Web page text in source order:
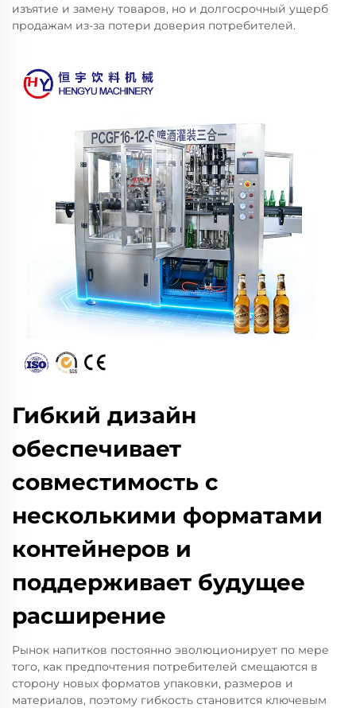
изъятие и замену товаров, но и долгосрочный ущерб
продажам из-за потери доверия потребителей.
Гибкий дизайн
обеспечивает
совместимость с
несколькими форматами
контейнеров и
поддерживает будущее
расширение
Рынок напитков постоянно эволюционирует по мере
того, как предпочтения потребителей смещаются в
сторону новых форматов упаковки, размеров и
материалов, поэтому гибкость становится ключевым